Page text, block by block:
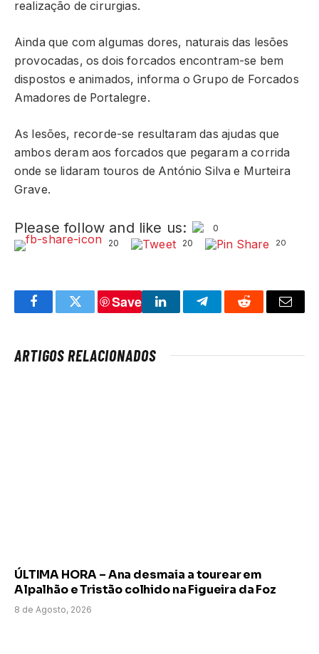
realização de cirurgias.
Ainda que com algumas dores, naturais das lesões
provocadas, os dois forcados encontram-se bem
dispostos e animados, informa o Grupo de Forcados
Amadores de Portalegre.
As lesões, recorde-se resultaram das ajudas que
ambos deram aos forcados que pegaram a corrida
onde se lidaram touros de António Silva e Murteira
Grave.
Please follow and like us:
0
20
20 20
FacebookTwitter
Save
LinkedInTelegramReddit Email
ARTIGOS RELACIONADOS
ÚLTIMA HORA – Ana desmaia a tourear em
Alpalhão e Tristão colhido na Figueira da Foz
8 de Agosto, 2026